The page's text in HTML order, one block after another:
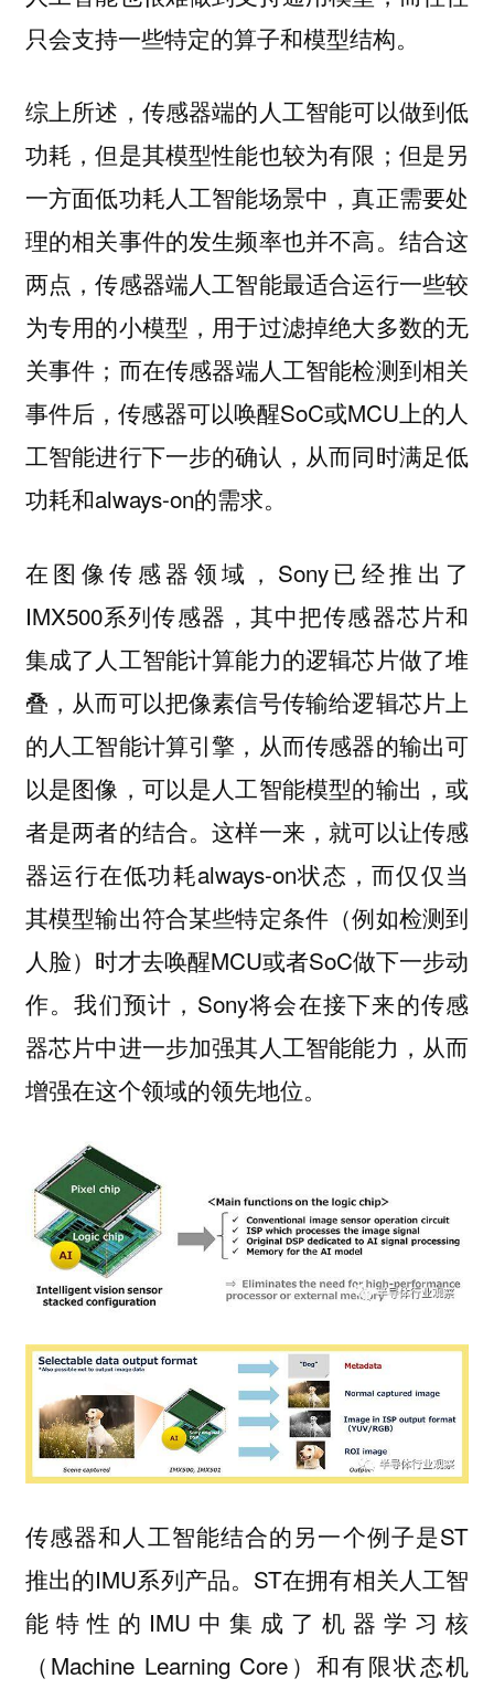
只会支持一些特定的算子和模型结构。
综上所述，传感器端的人工智能可以做到低
功耗，但是其模型性能也较为有限；但是另
一方面低功耗人工智能场景中，真正需要处
理的相关事件的发生频率也并不高。结合这
两点，传感器端人工智能最适合运行一些较
为专用的小模型，用于过滤掉绝大多数的无
关事件；而在传感器端人工智能检测到相关
事件后，传感器可以唤醒SoC或MCU上的人
工智能进行下一步的确认，从而同时满足低
功耗和always-on的需求。
在图像传感器领域，Sony已经推出了
IMX500系列传感器，其中把传感器芯片和
集成了人工智能计算能力的逻辑芯片做了堆
叠，从而可以把像素信号传输给逻辑芯片上
的人工智能计算引擎，从而传感器的输出可
以是图像，可以是人工智能模型的输出，或
者是两者的结合。这样一来，就可以让传感
器运行在低功耗always-on状态，而仅仅当
其模型输出符合某些特定条件（例如检测到
人脸）时才去唤醒MCU或者SoC做下一步动
作。我们预计，Sony将会在接下来的传感
器芯片中进一步加强其人工智能能力，从而
增强在这个领域的领先地位。
传感器和人工智能结合的另一个例子是ST
推出的IMU系列产品。ST在拥有相关人工智
能特性的IMU中集成了机器学习核
（Machine Learning Core）和有限状态机